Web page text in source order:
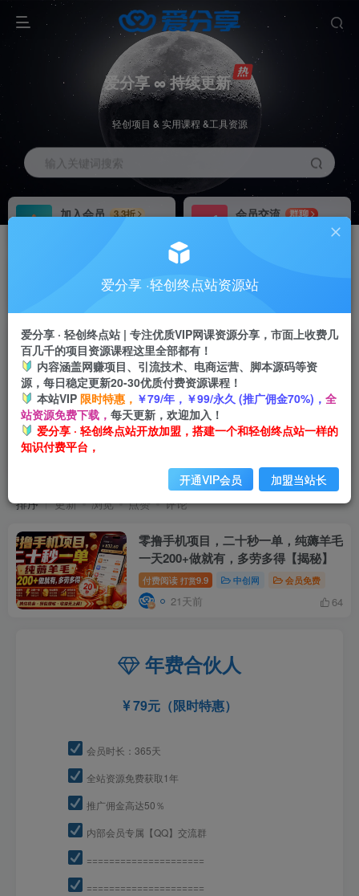
爱分享 ∞ 持续更新
轻创项目 & 实用课程 &工具资源
输入关键词搜索
加入会员
3.3折
会员交流
群聊
推广返佣高达70%
24小时自动赚钱
零撸手机项目
排序 更新 浏览 点赞 评论
零撸手机项目，二十秒一单，纯薅羊毛
一天200+做就有，多劳多得【揭秘】
付费阅读 打赏9.9 中创网 会员免费
21天前 64
年费合伙人
79元（限时特惠）
会员时长：365天
全站资源免费获取1年
推广佣金高达50％
内部会员专属【QQ】交流群
=====================
=====================
爱分享 ·轻创终点站资源站
爱分享 · 轻创终点站 | 专注优质VIP网课资源分享，市面上收费几
百几千的项目资源课程这里全部都有！
内容涵盖网赚项目、引流技术、电商运营、脚本源码等资
源，每日稳定更新20-30优质付费资源课程！
本站VIP 限时特惠， ￥79/年，￥99/永久 (推广佣金70%)， 全
站资源免费下载， 每天更新，欢迎加入！
爱分享 · 轻创终点站开放加盟，搭建一个和轻创终点站一样的
知识付费平台，
开通VIP会员 加盟当站长